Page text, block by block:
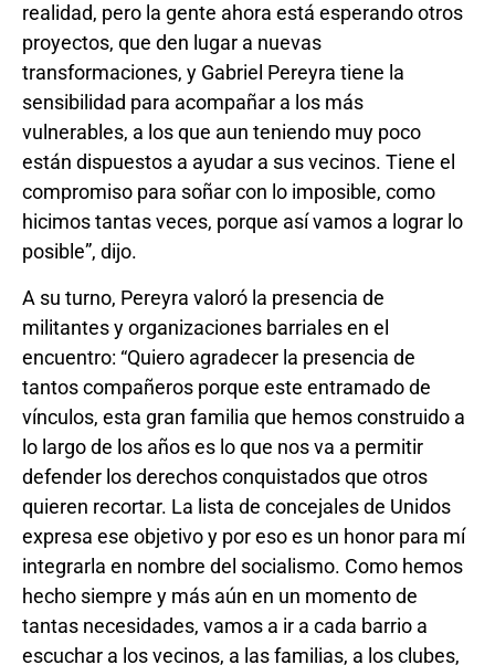
realidad, pero la gente ahora está esperando otros
proyectos, que den lugar a nuevas
transformaciones, y Gabriel Pereyra tiene la
sensibilidad para acompañar a los más
vulnerables, a los que aun teniendo muy poco
están dispuestos a ayudar a sus vecinos. Tiene el
compromiso para soñar con lo imposible, como
hicimos tantas veces, porque así vamos a lograr lo
posible”, dijo.
A su turno, Pereyra valoró la presencia de
militantes y organizaciones barriales en el
encuentro: “Quiero agradecer la presencia de
tantos compañeros porque este entramado de
vínculos, esta gran familia que hemos construido a
lo largo de los años es lo que nos va a permitir
defender los derechos conquistados que otros
quieren recortar. La lista de concejales de Unidos
expresa ese objetivo y por eso es un honor para mí
integrarla en nombre del socialismo. Como hemos
hecho siempre y más aún en un momento de
tantas necesidades, vamos a ir a cada barrio a
escuchar a los vecinos, a las familias, a los clubes,